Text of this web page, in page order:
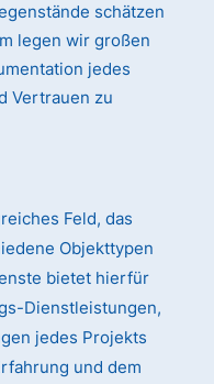
schätzen
legen wir großen
jedes
Vertrauen zu
Feld, das
Objekttypen
bietet hierfür
Dienstleistungen,
jedes Projekts
und dem